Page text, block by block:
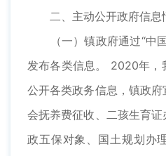
二、主动公开政府信息
（一）镇政府通过“中国
发布各类信息。 2020年，
公开各类政务信息，镇政
会抚养费征收、二孩生育
政五保对象、国土规划办